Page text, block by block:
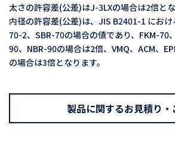
太さの許容差(公差)はJ-3LXの場合は2倍とな
内径の許容差(公差)は、JIS B2401-1 にお
70-2、SBR-70の場合の値であり、FKM-70
90、NBR-90の場合は2倍、VMQ、ACM、
の場合は3倍となります。
製品に関するお見積り